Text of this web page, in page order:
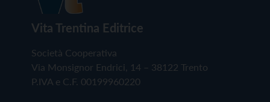
Vita Trentina Editrice
Società Cooperativa
Via Monsignor Endrici, 14 – 38122 Trento
P.IVA e C.F. 00199960220